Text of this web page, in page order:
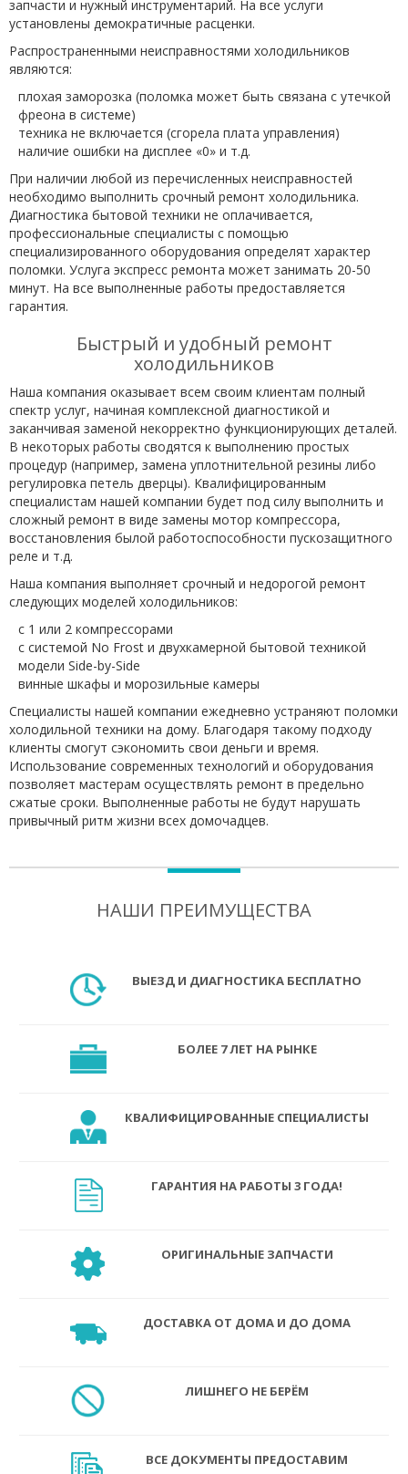
запчасти и нужный инструментарий. На все услуги
установлены демократичные расценки.
Распространенными неисправностями холодильников
являются:
плохая заморозка (поломка может быть связана с утечкой
фреона в системе)
техника не включается (сгорела плата управления)
наличие ошибки на дисплее «0» и т.д.
При наличии любой из перечисленных неисправностей
необходимо выполнить срочный ремонт холодильника.
Диагностика бытовой техники не оплачивается,
профессиональные специалисты с помощью
специализированного оборудования определят характер
поломки. Услуга экспресс ремонта может занимать 20-50
минут. На все выполненные работы предоставляется
гарантия.
Быстрый и удобный ремонт
холодильников
Наша компания оказывает всем своим клиентам полный
спектр услуг, начиная комплексной диагностикой и
заканчивая заменой некорректно функционирующих деталей.
В некоторых работы сводятся к выполнению простых
процедур (например, замена уплотнительной резины либо
регулировка петель дверцы). Квалифицированным
специалистам нашей компании будет под силу выполнить и
сложный ремонт в виде замены мотор компрессора,
восстановления былой работоспособности пускозащитного
реле и т.д.
Наша компания выполняет срочный и недорогой ремонт
следующих моделей холодильников:
с 1 или 2 компрессорами
с системой No Frost и двухкамерной бытовой техникой
модели Side-by-Side
винные шкафы и морозильные камеры
Специалисты нашей компании ежедневно устраняют поломки
холодильной техники на дому. Благодаря такому подходу
клиенты смогут сэкономить свои деньги и время.
Использование современных технологий и оборудования
позволяет мастерам осуществлять ремонт в предельно
сжатые сроки. Выполненные работы не будут нарушать
привычный ритм жизни всех домочадцев.
НАШИ ПРЕИМУЩЕСТВА
ВЫЕЗД И ДИАГНОСТИКА БЕСПЛАТНО
БОЛЕЕ 7 ЛЕТ НА РЫНКЕ
КВАЛИФИЦИРОВАННЫЕ СПЕЦИАЛИСТЫ
ГАРАНТИЯ НА РАБОТЫ 3 ГОДА!
ОРИГИНАЛЬНЫЕ ЗАПЧАСТИ
ДОСТАВКА ОТ ДОМА И ДО ДОМА
ЛИШНЕГО НЕ БЕРЁМ
ВСЕ ДОКУМЕНТЫ ПРЕДОСТАВИМ